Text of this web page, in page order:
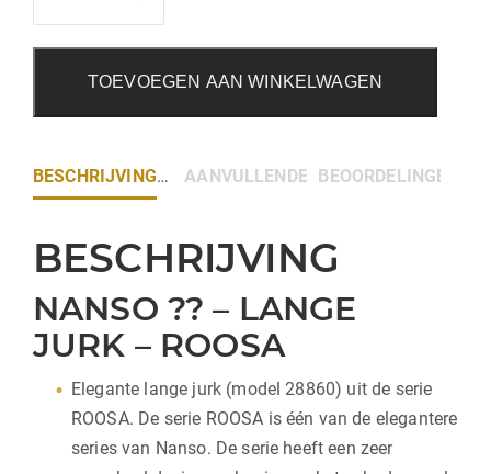
TOEVOEGEN AAN WINKELWAGEN
BESCHRIJVING AANVULLENDE INFORMATIE
BEOORDELINGEN (0)
BESCHRIJVING
NANSO ?? – LANGE
JURK – ROOSA
Elegante lange jurk (model 28860) uit de serie
ROOSA. De serie ROOSA is één van de elegantere
series van Nanso. De serie heeft een zeer